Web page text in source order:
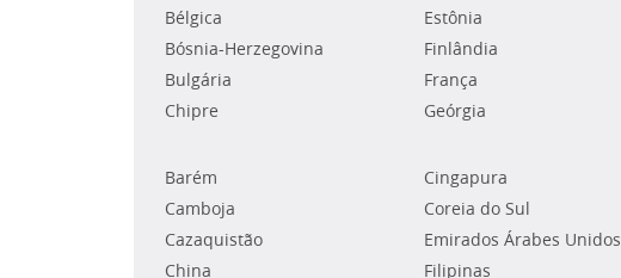
Bélgica
Bósnia-Herzegovina
Bulgária
Chipre
Estônia
Finlândia
França
Geórgia
Barém
Camboja
Cazaquistão
China
Cingapura
Coreia do Sul
Emirados Árabes Unidos
Filipinas